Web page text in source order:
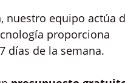
nuestro equipo actúa
proporciona
días de la semana.